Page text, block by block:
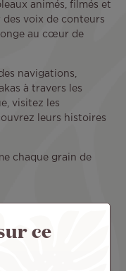
animés, filmés et
des voix de conteurs
au cœur de
navigations,
à travers les
visitez les
leurs histoires
chaque grain de
ce